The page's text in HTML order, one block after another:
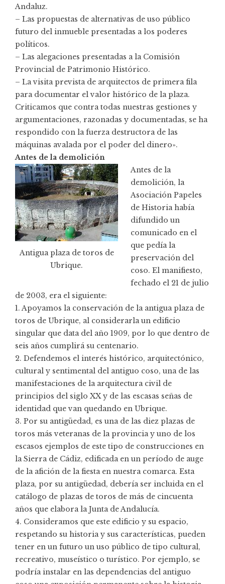
Andaluz.
– Las propuestas de alternativas de uso público
futuro del inmueble presentadas a los poderes
políticos.
– Las alegaciones presentadas a la Comisión
Provincial de Patrimonio Histórico.
– La visita prevista de arquitectos de primera fila
para documentar el valor histórico de la plaza.
Criticamos que contra todas nuestras gestiones y
argumentaciones, razonadas y documentadas, se ha
respondido con la fuerza destructora de las
máquinas avalada por el poder del dinero».
Antes de la demolición
Antigua plaza de toros de
Ubrique.
Antes de la
demolición, la
Asociación Papeles
de Historia había
difundido un
comunicado en el
que pedía la
preservación del
coso. El manifiesto,
fechado el 21 de julio
de 2003, era el siguiente:
1. Apoyamos la conservación de la antigua plaza de
toros de Ubrique, al considerarla un edificio
singular que data del año 1909, por lo que dentro de
seis años cumplirá su centenario.
2. Defendemos el interés histórico, arquitectónico,
cultural y sentimental del antiguo coso, una de las
manifestaciones de la arquitectura civil de
principios del siglo XX y de las escasas señas de
identidad que van quedando en Ubrique.
3. Por su antigüedad, es una de las diez plazas de
toros más veteranas de la provincia y uno de los
escasos ejemplos de este tipo de construcciones en
la Sierra de Cádiz, edificada en un período de auge
de la afición de la fiesta en nuestra comarca. Esta
plaza, por su antigüedad, debería ser incluida en el
catálogo de plazas de toros de más de cincuenta
años que elabora la Junta de Andalucía.
4. Consideramos que este edificio y su espacio,
respetando su historia y sus características, pueden
tener en un futuro un uso público de tipo cultural,
recreativo, museístico o turístico. Por ejemplo, se
podría instalar en las dependencias del antiguo